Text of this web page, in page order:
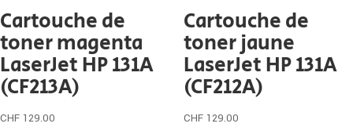
Cartouche de
toner magenta
LaserJet HP 131A
(CF213A)
CHF 129.00
Cartouche de
toner jaune
LaserJet HP 131A
(CF212A)
CHF 129.00